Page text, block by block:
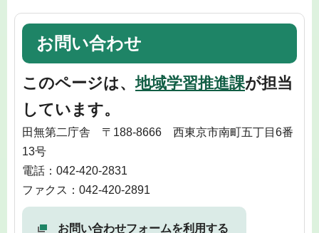
お問い合わせ
このページは、地域学習推進課が担当
しています。
田無第二庁舎 〒188-8666 西東京市南町五丁目6番
13号
電話：042-420-2831
ファクス：042-420-2891
お問い合わせフォームを利用する